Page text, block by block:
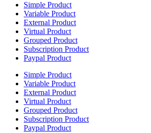
Simple Product
Variable Product
External Product
Virtual Product
Grouped Product
Subscription Product
Paypal Product
Simple Product
Variable Product
External Product
Virtual Product
Grouped Product
Subscription Product
Paypal Product